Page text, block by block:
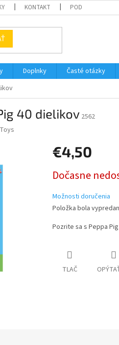
KONTAKT PODMIENKY OOÚ
Doplnky Časté otázky
40 dielikov 2562
€4,50
cena:
Dočasne
Možnosti doručenia
Položka bola
Pozrite sa s Peppa
TLAČ